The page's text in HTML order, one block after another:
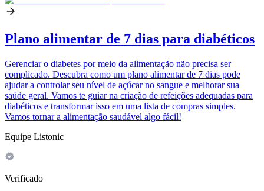
Plano alimentar de 7 dias para diabéticos
Gerenciar o diabetes por meio da alimentação não precisa ser
complicado. Descubra como um plano alimentar de 7 dias pode
ajudar a controlar seu nível de açúcar no sangue e melhorar sua
saúde geral. Vamos te guiar na criação de refeições adequadas para
diabéticos e transformar isso em uma lista de compras simples.
Vamos tornar a alimentação saudável algo fácil!
Equipe Listonic
Verificado